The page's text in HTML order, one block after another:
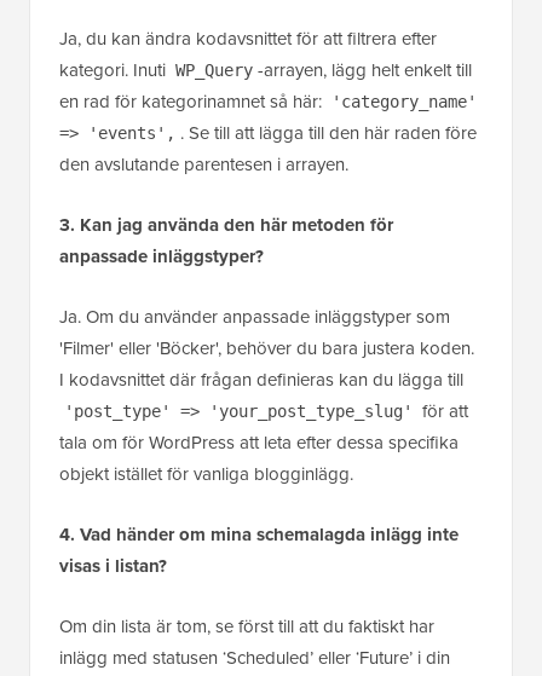
Ja, du kan ändra kodavsnittet för att filtrera efter
kategori. Inuti WP_Query -arrayen, lägg helt enkelt till
en rad för kategorinamnet så här:
'category_name'
=> 'events', . Se till att lägga till den här raden före
den avslutande parentesen i arrayen.
3. Kan jag använda den här metoden för
anpassade inläggstyper?
Ja. Om du använder anpassade inläggstyper som
'Filmer' eller 'Böcker', behöver du bara justera koden.
I kodavsnittet där frågan definieras kan du lägga till
'post_type' => 'your_post_type_slug'
för att
tala om för WordPress att leta efter dessa specifika
objekt istället för vanliga blogginlägg.
4. Vad händer om mina schemalagda inlägg inte
visas i listan?
Om din lista är tom, se först till att du faktiskt har
inlägg med statusen ‘Scheduled’ eller ‘Future’ i din